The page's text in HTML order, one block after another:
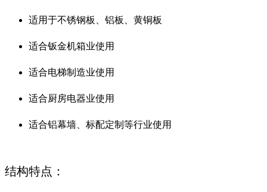
适用于不锈钢板、铝板、黄铜板
适合钣金机箱业使用
适合电梯制造业使用
适合厨房电器业使用
适合铝幕墙、标配定制等行业使用
结构特点：